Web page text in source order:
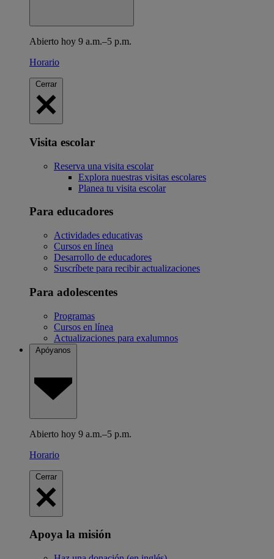
Abierto hoy 9 a.m.–5 p.m.
Horario
Cerrar
Visita escolar
Reserva una visita escolar
Explora nuestras visitas escolares
Planea tu visita escolar
Para educadores
Actividades educativas
Cursos en línea
Desarrollo de educadores
Suscríbete para recibir actualizaciones
Para adolescentes
Programas
Cursos en línea
Actualizaciones para exalumnos
Apóyanos
Abierto hoy 9 a.m.–5 p.m.
Horario
Cerrar
Apoya la misión